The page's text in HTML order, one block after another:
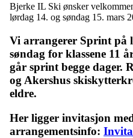
Bjerke IL Ski ønsker
lørdag 14. og søndag 15. mars
Vi arrangerer Sprint på
søndag for klassene 11
går sprint begge dager.
og Akershus
eldre.
Her ligger invitasjon
arrangementsinfo: